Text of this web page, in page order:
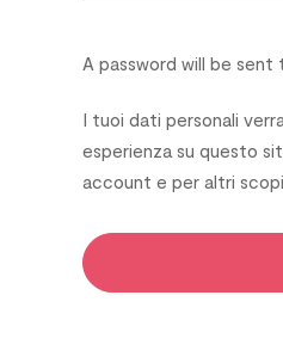
A password will be sent
I tuoi dati personali
esperienza su questo
account e per altri